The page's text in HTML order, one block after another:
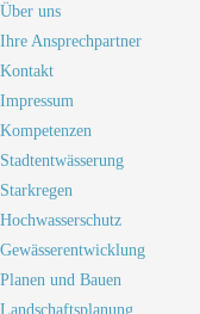
Über uns
Ihre Ansprechpartner
Kontakt
Impressum
Kompetenzen
Stadtentwässerung
Starkregen
Hochwasserschutz
Gewässerentwicklung
Planen und Bauen
Landschaftsplanung